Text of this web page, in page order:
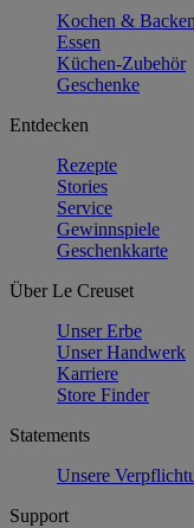
Kochen & Backen
Essen
Küchen-Zubehör
Geschenke
Entdecken
Rezepte
Stories
Service
Gewinnspiele
Geschenkkarte
Über Le Creuset
Unser Erbe
Unser Handwerk
Karriere
Store Finder
Statements
Unsere
Support